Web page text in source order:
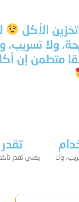
الأكل
ولا تسريب،
متطمن
ولا
يعني تقدر